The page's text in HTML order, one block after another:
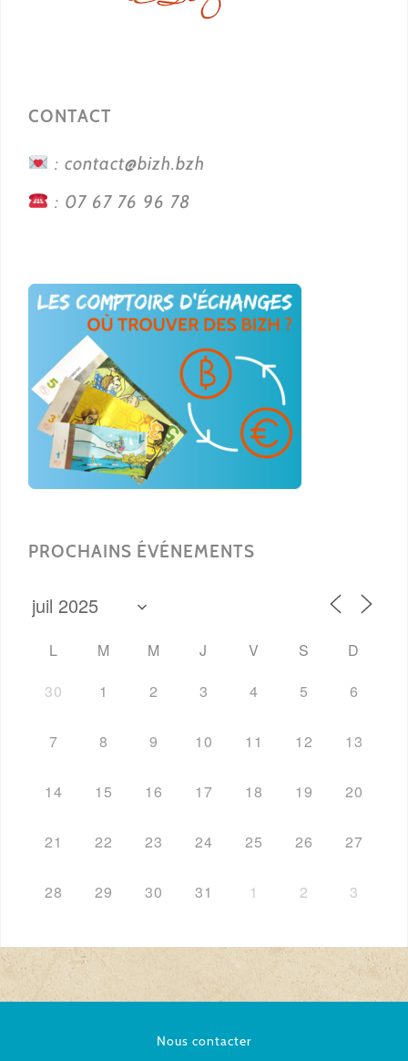
CONTACT
: contact@bizh.bzh
: 07 67 76 96 78
PROCHAINS ÉVÉNEMENTS
L M M J V S
D
30
1 2 3 4 5 6
7 8 9 10 11 12 13
14 15 16 17 18 19 20
21 22 23 24 25 26 27
28 29 30 31 1 2 3
Nous contacter